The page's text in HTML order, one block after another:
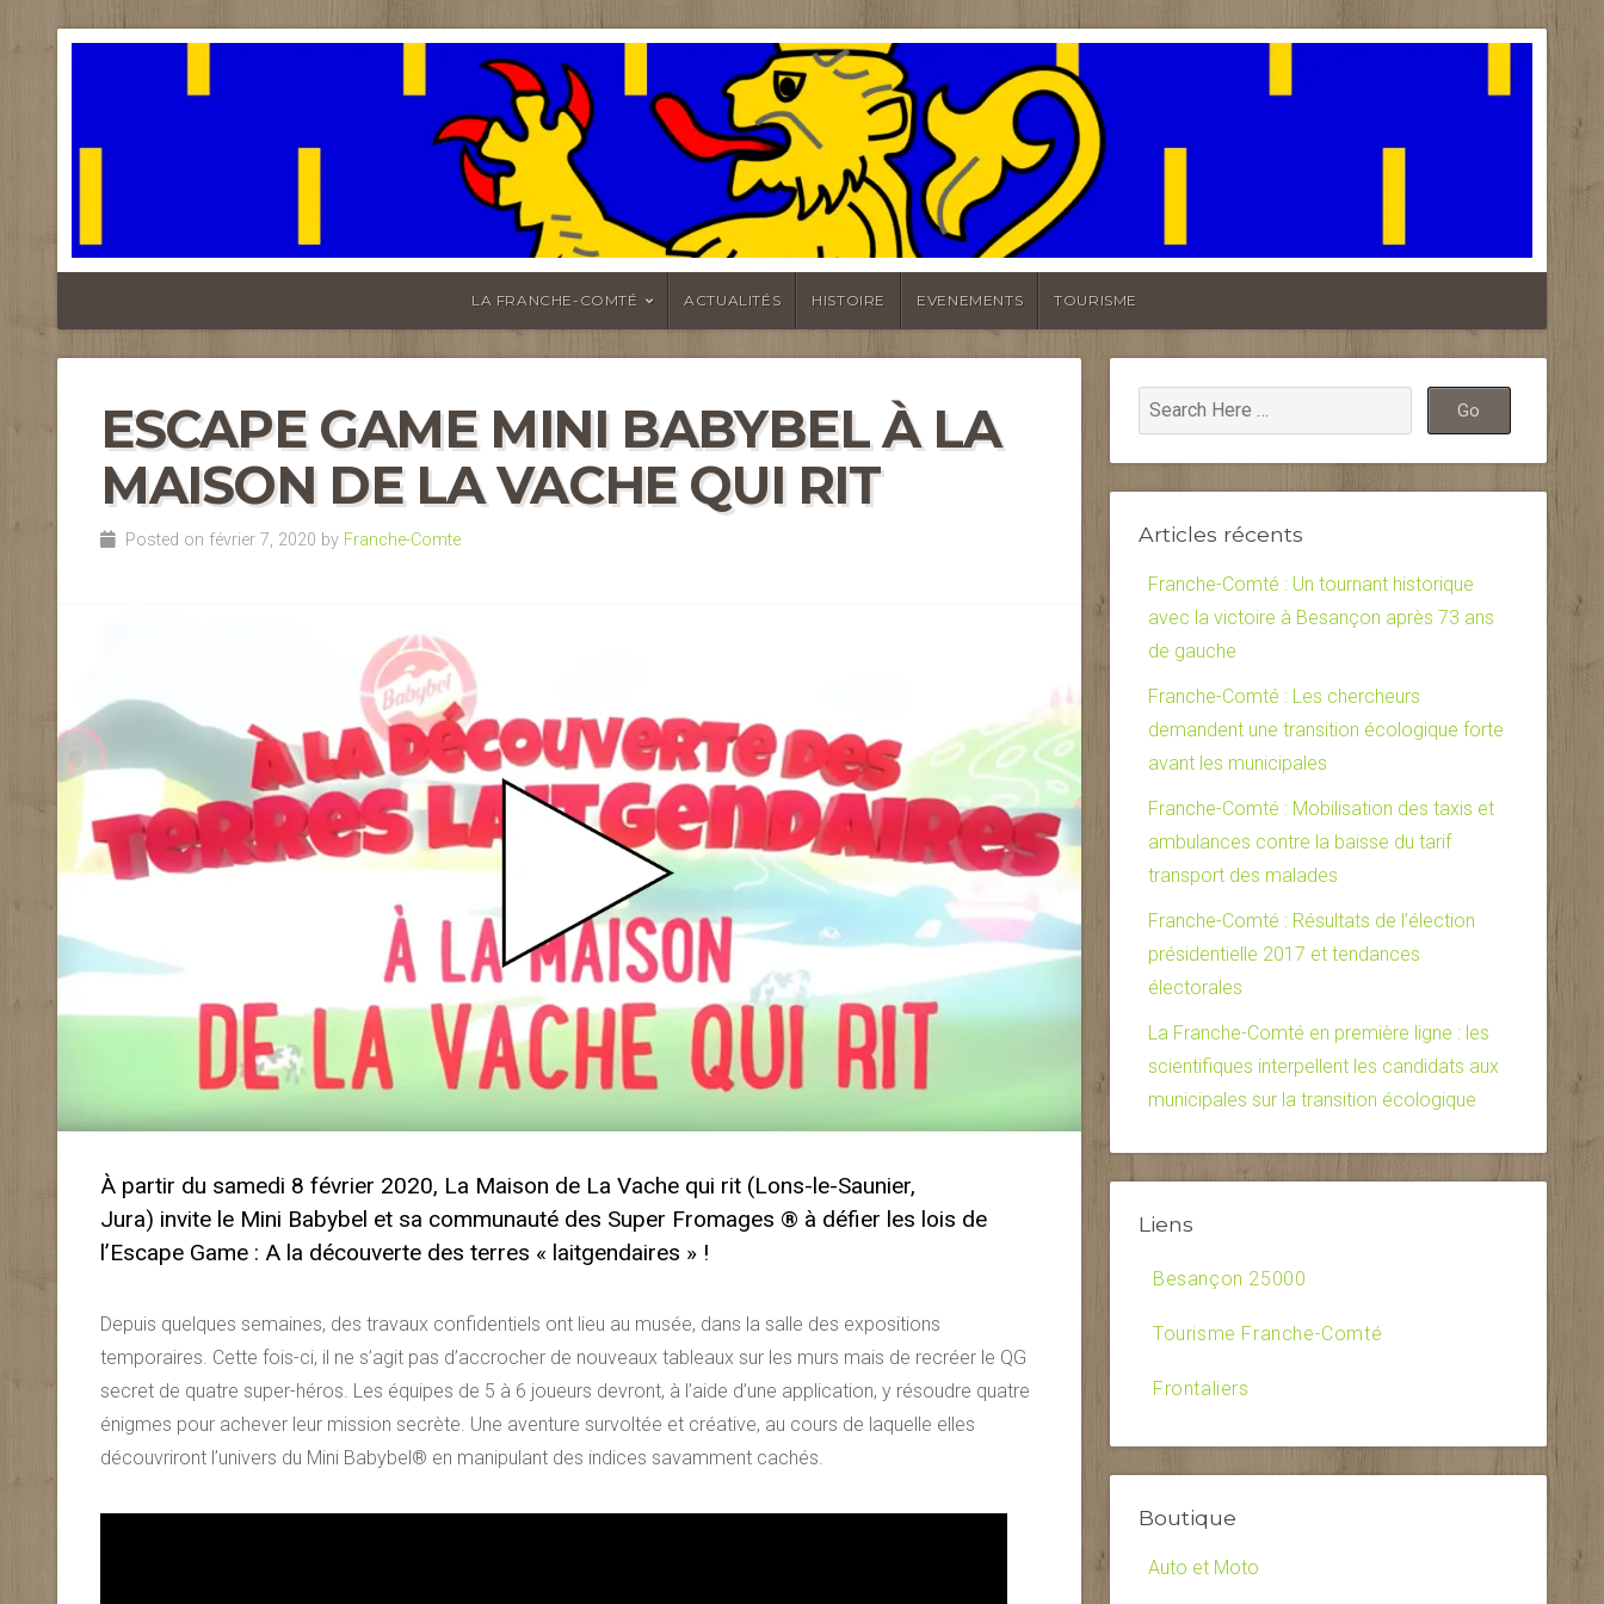
FRANCHE-COMTÉ
LA FRANCHE-COMTÉ ACTUALITÉS HISTOIRE EVENEMENTS TOURISME
ESCAPE GAME MINI BABYBEL À LA
MAISON DE LA VACHE QUI RIT
Posted on février 7, 2020 by Franche-Comte
À partir du samedi 8 février 2020, La Maison de La Vache qui rit (Lons-le-Saunier,
Jura) invite le Mini Babybel et sa communauté des Super Fromages ® à défier les lois de
l’Escape Game : A la découverte des terres « laitgendaires » !
Depuis quelques semaines, des travaux confidentiels ont lieu au musée, dans la salle des expositions
temporaires. Cette fois-ci, il ne s’agit pas d’accrocher de nouveaux tableaux sur les murs mais de recréer le QG
secret de quatre super-héros. Les équipes de 5 à 6 joueurs devront, à l’aide d’une application, y résoudre quatre
énigmes pour achever leur mission secrète. Une aventure survoltée et créative, au cours de laquelle elles
découvriront l’univers du Mini Babybel® en manipulant des indices savamment cachés.
Articles récents
Franche-Comté : Un tournant historique
avec la victoire à Besançon après 73 ans
de gauche
Franche-Comté : Les chercheurs
demandent une transition écologique forte
avant les municipales
Franche-Comté : Mobilisation des taxis et
ambulances contre la baisse du tarif
transport des malades
Franche-Comté : Résultats de l’élection
présidentielle 2017 et tendances
électorales
La Franche-Comté en première ligne : les
scientifiques interpellent les candidats aux
municipales sur la transition écologique
Liens
Besançon 25000
Tourisme Franche-Comté
Frontaliers
Boutique
Auto et Moto